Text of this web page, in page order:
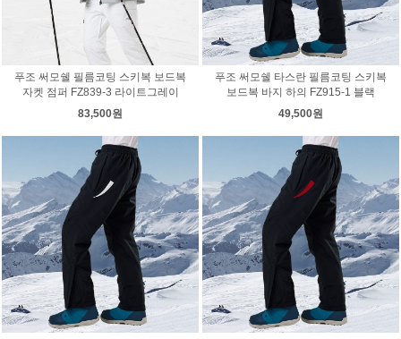
푸조 써모쉘 필름코팅 스키복 보드복
자켓 점퍼 FZ839-3 라이트그레이
83,500원
푸조 써모쉘 타스란 필름코팅 스키복
보드복 바지 하의 FZ915-1 블랙
49,500원